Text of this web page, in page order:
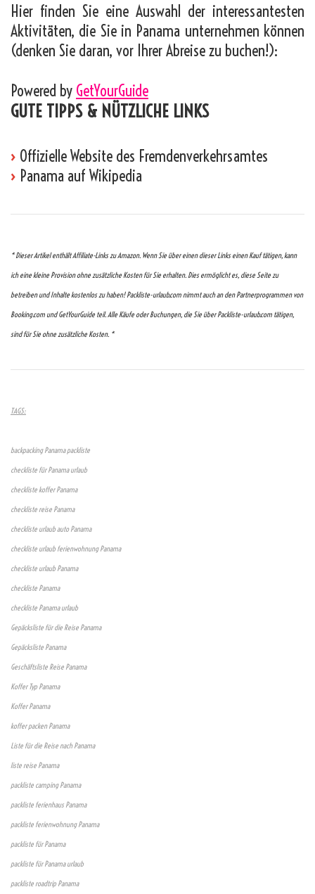
Hier finden Sie eine Auswahl der interessantesten
Aktivitäten, die Sie in Panama unternehmen können
(denken Sie daran, vor Ihrer Abreise zu buchen!):
Powered by GetYourGuide
GUTE TIPPS & NÜTZLICHE LINKS
› Offizielle Website des Fremdenverkehrsamtes
› Panama auf Wikipedia
* Dieser Artikel enthält Affiliate-Links zu Amazon. Wenn Sie über einen dieser Links einen Kauf tätigen, kann
ich eine kleine Provision ohne zusätzliche Kosten für Sie erhalten. Dies ermöglicht es, diese Seite zu
betreiben und Inhalte kostenlos zu haben! Packliste-urlaub.com nimmt auch an den Partnerprogrammen von
Booking.com und GetYourGuide teil. Alle Käufe oder Buchungen, die Sie über Packliste-urlaub.com tätigen,
sind für Sie ohne zusätzliche Kosten. *
TAGS:
backpacking Panama packliste
checkliste für Panama urlaub
checkliste koffer Panama
checkliste reise Panama
checkliste urlaub auto Panama
checkliste urlaub ferienwohnung Panama
checkliste urlaub Panama
checkliste Panama
checkliste Panama urlaub
Gepäcksliste für die Reise Panama
Gepäcksliste Panama
Geschäftsliste Reise Panama
Koffer Typ Panama
Koffer Panama
koffer packen Panama
Liste für die Reise nach Panama
liste reise Panama
packliste camping Panama
packliste ferienhaus Panama
packliste ferienwohnung Panama
packliste für Panama
packliste für Panama urlaub
packliste roadtrip Panama